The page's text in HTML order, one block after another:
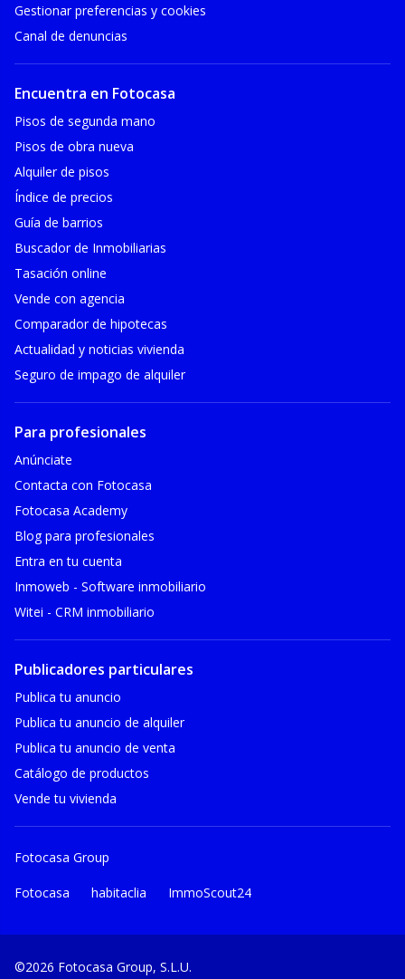
Gestionar preferencias y cookies
Canal de denuncias
Encuentra en Fotocasa
Pisos de segunda mano
Pisos de obra nueva
Alquiler de pisos
Índice de precios
Guía de barrios
Buscador de Inmobiliarias
Tasación online
Vende con agencia
Comparador de hipotecas
Actualidad y noticias vivienda
Seguro de impago de alquiler
Para profesionales
Anúnciate
Contacta con Fotocasa
Fotocasa Academy
Blog para profesionales
Entra en tu cuenta
Inmoweb - Software inmobiliario
Witei - CRM inmobiliario
Publicadores particulares
Publica tu anuncio
Publica tu anuncio de alquiler
Publica tu anuncio de venta
Catálogo de productos
Vende tu vivienda
Fotocasa Group
Fotocasa habitaclia ImmoScout24
©2026 Fotocasa Group, S.L.U.